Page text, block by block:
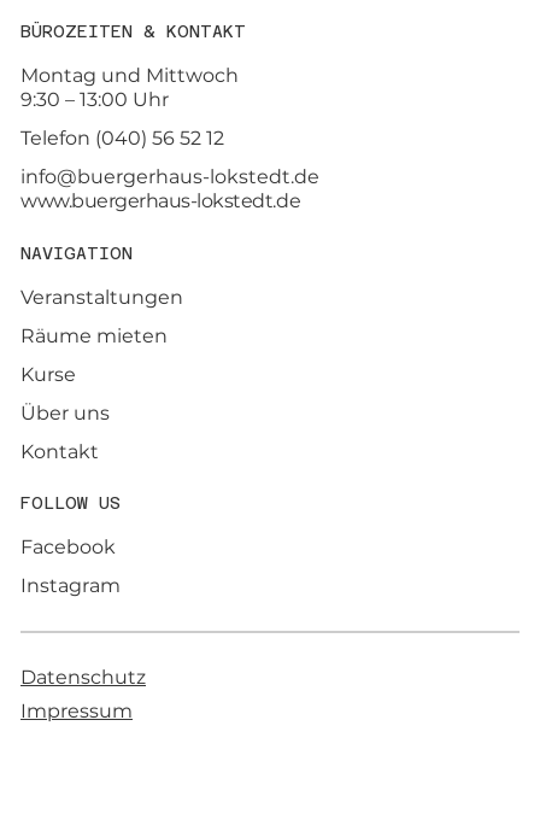
BÜROZEITEN & KONTAKT
Montag und Mittwoch
9:30 – 13:00 Uhr
Telefon (040) 56 52 12
info@buergerhaus-lokstedt.de
www.buergerhaus-lokstedt.de
NAVIGATION
Veranstaltungen
Räume mieten
Kurse
Über uns
Kontakt
FOLLOW US
Instagram
Facebook
Datenschutz
Impressum